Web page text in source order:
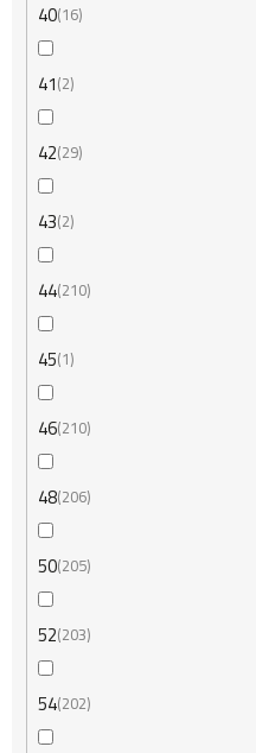
40 16
41 2
42 29
43 2
44 210
45 1
46 210
48 206
50 205
52 203
54 202